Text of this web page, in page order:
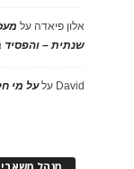
אלון פיאדה על
שנתית – והפסיד
David עלעל מי